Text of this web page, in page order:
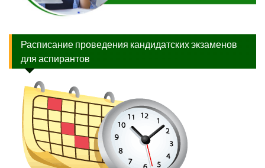
Расписание проведения кандидатских экзаменов
для аспирантов